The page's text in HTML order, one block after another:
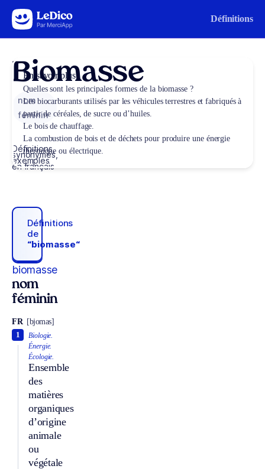
Aller au contenu Définitions
Biomasse
nom
féminin
Définitions,
synonymes,
exemples
en français
Définitions
de
“biomasse“
biomasse
nom
féminin
FR [bjomas]
Biologie.
Énergie.
Écologie.
Ensemble
des
matières
organiques
d’origine
animale
ou
végétale
1
En savoir plus
Quelles sont les principales formes de la biomasse ?
Les biocarburants utilisés par les véhicules terrestres et fabriqués à
partir de céréales, de sucre ou d’huiles.
Le bois de chauffage.
La combustion de bois et de déchets pour produire une énergie
thermique ou électrique.